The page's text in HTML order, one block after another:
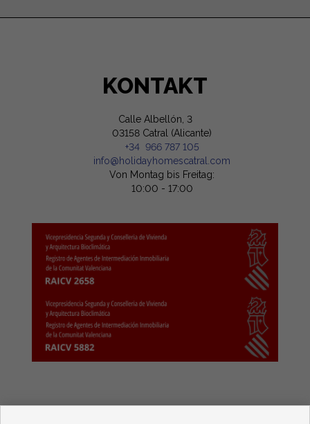
KONTAKT
Calle Albellón, 3
03158 Catral (Alicante)
+34 966 787 105
info@holidayhomescatral.com
Von Montag bis Freitag:
10:00 - 17:00